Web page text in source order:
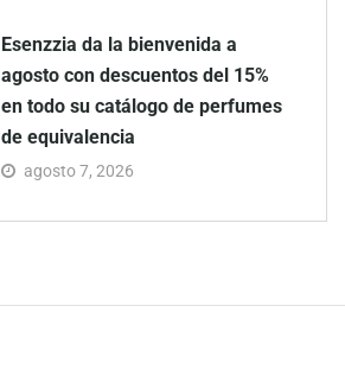
Esenzzia da la bienvenida a
agosto con descuentos del 15%
en todo su catálogo de perfumes
de equivalencia
agosto 7, 2026